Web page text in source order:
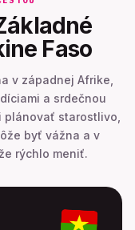
Faso
v západnej Afrike,
a srdečnou
starostlivo,
byť vážna a v
rýchlo meniť.